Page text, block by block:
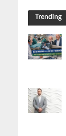
Trending